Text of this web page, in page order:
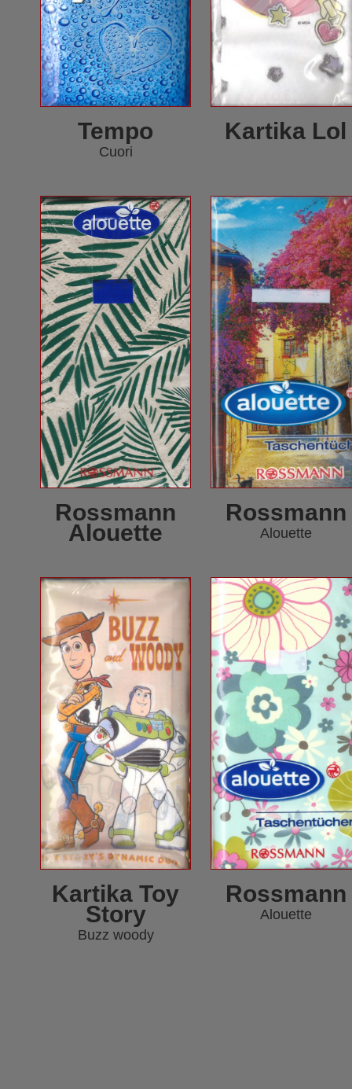
Tempo
Cuori
Kartika Lol
Rossmann
Alouette
Rossmann
Alouette
Kartika Toy
Story
Buzz woody
Rossmann
Alouette